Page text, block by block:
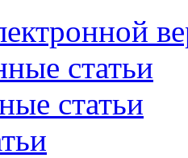
статьи
статьи